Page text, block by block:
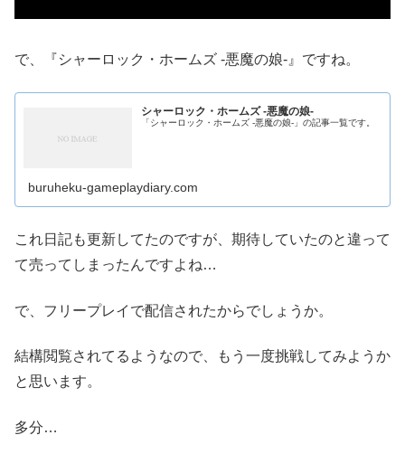
で、『シャーロック・ホームズ -悪魔の娘-』ですね。
シャーロック・ホームズ -悪魔の娘-
「シャーロック・ホームズ -悪魔の娘-」の記事一覧です。
buruheku-gameplaydiary.com
これ日記も更新してたのですが、期待していたのと違って
て売ってしまったんですよね…
で、フリープレイで配信されたからでしょうか。
結構閲覧されてるようなので、もう一度挑戦してみようか
と思います。
多分…